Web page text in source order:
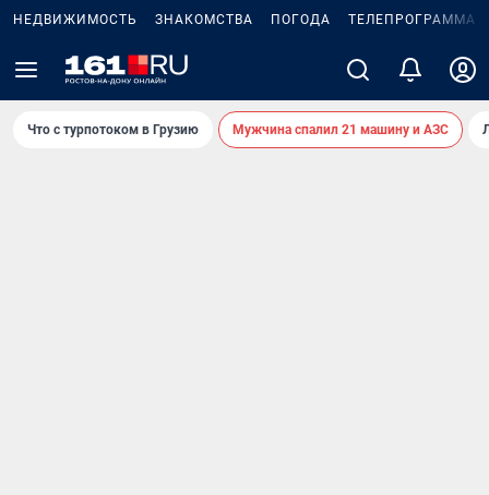
НЕДВИЖИМОСТЬ ЗНАКОМСТВА ПОГОДА ТЕЛЕПРОГРАММА
Что с турпотоком в Грузию Мужчина спалил 21 машину и АЗС